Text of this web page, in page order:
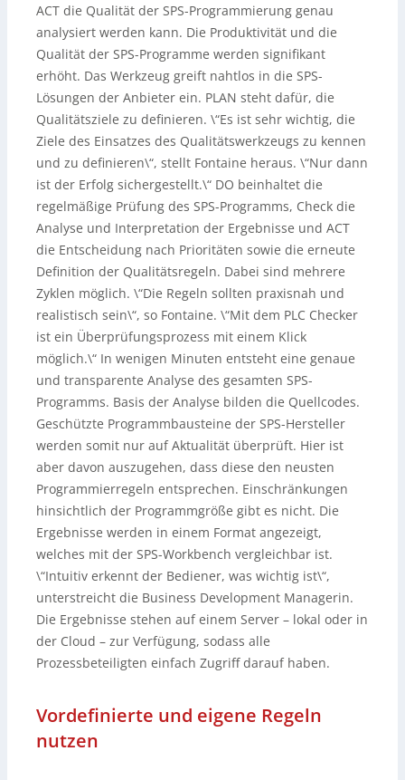
ACT die Qualität der SPS-Programmierung genau
analysiert werden kann. Die Produktivität und die
Qualität der SPS-Programme werden signifikant
erhöht. Das Werkzeug greift nahtlos in die SPS-
Lösungen der Anbieter ein. PLAN steht dafür, die
Qualitätsziele zu definieren. \“Es ist sehr wichtig, die
Ziele des Einsatzes des Qualitätswerkzeugs zu kennen
und zu definieren\“, stellt Fontaine heraus. \“Nur dann
ist der Erfolg sichergestellt.\“ DO beinhaltet die
regelmäßige Prüfung des SPS-Programms, Check die
Analyse und Interpretation der Ergebnisse und ACT
die Entscheidung nach Prioritäten sowie die erneute
Definition der Qualitätsregeln. Dabei sind mehrere
Zyklen möglich. \“Die Regeln sollten praxisnah und
realistisch sein\“, so Fontaine. \“Mit dem PLC Checker
ist ein Überprüfungsprozess mit einem Klick
möglich.\“ In wenigen Minuten entsteht eine genaue
und transparente Analyse des gesamten SPS-
Programms. Basis der Analyse bilden die Quellcodes.
Geschützte Programmbausteine der SPS-Hersteller
werden somit nur auf Aktualität überprüft. Hier ist
aber davon auszugehen, dass diese den neusten
Programmierregeln entsprechen. Einschränkungen
hinsichtlich der Programmgröße gibt es nicht. Die
Ergebnisse werden in einem Format angezeigt,
welches mit der SPS-Workbench vergleichbar ist.
\“Intuitiv erkennt der Bediener, was wichtig ist\“,
unterstreicht die Business Development Managerin.
Die Ergebnisse stehen auf einem Server – lokal oder in
der Cloud – zur Verfügung, sodass alle
Prozessbeteiligten einfach Zugriff darauf haben.
Vordefinierte und eigene Regeln
nutzen